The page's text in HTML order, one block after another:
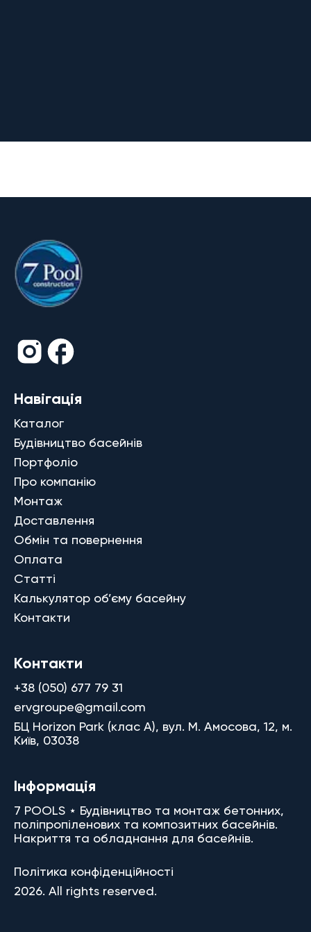
Навігація
Каталог
Будівництво басейнів
Портфоліо
Про компанію
Монтаж
Доставлення
Обмін та повернення
Оплата
Статті
Калькулятор об’єму басейну
Контакти
Контакти
+38 (050) 677 79 31
ervgroupe@gmail.com
БЦ Horizon Park (клас A), вул. М. Амосова, 12, м.
Київ, 03038
Інформація
7 POOLS ⋆ Будівництво та монтаж бетонних,
поліпропіленових та композитних басейнів.
Накриття та обладнання для басейнів.
Політика конфіденційності
2026. All rights reserved.